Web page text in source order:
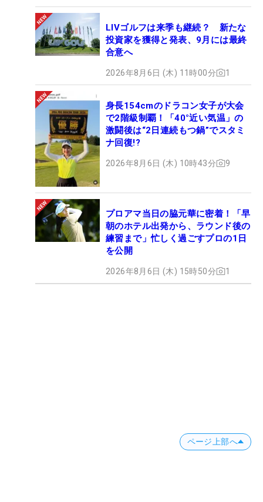
LIVゴルフは来季も継続？ 新たな
投資家を獲得と発表、9月には最終
合意へ
2026年8月6日 (木) 11時00分 1
身長154cmのドラコン女子が大会
で2階級制覇！「40°近い気温」の
激闘後は“2日連続もつ鍋”でスタミ
ナ回復!?
2026年8月6日 (木) 10時43分 9
プロアマ当日の脇元華に密着！「早
朝のホテル出発から、ラウンド後の
練習まで」忙しく過ごすプロの1日
を公開
2026年8月6日 (木) 15時50分 1
ページ上部へ